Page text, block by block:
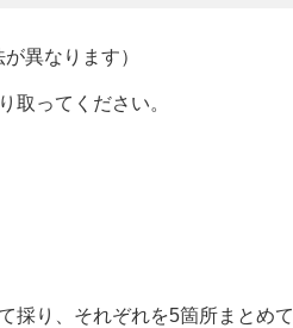
異なります）
取ってください。
採り、それぞれを5箇所まとめ